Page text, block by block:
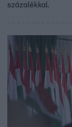
százalékkal.